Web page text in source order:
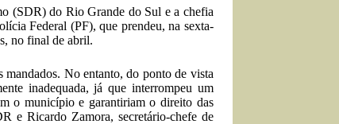
(SDR) do Rio Grande do Sul e a chefia
Federal (PF), que prendeu, na sexta-
no final de abril.
No entanto, do ponto de vista
inadequada, já que interrompeu um
o município e garantiriam o direito das
e Ricardo Zamora, secretário-chefe de